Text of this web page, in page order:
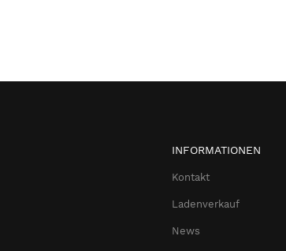
INFORMATIONEN
Kontakt
Ladenverkauf
News